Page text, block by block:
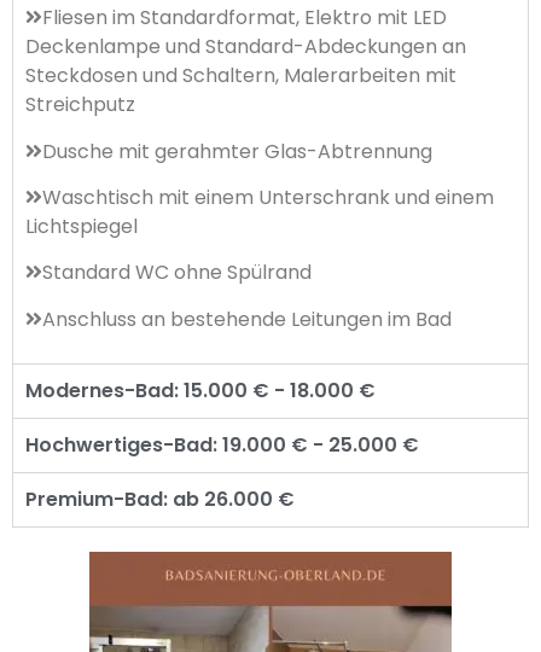
Fliesen im Standardformat, Elektro mit LED
Deckenlampe und Standard-Abdeckungen an
Steckdosen und Schaltern, Malerarbeiten mit
Streichputz
Dusche mit gerahmter Glas-Abtrennung
Waschtisch mit einem Unterschrank und einem
Lichtspiegel
Standard WC ohne Spülrand
Anschluss an bestehende Leitungen im Bad
Modernes-Bad: 15.000 € - 18.000 €
Hochwertiges-Bad: 19.000 € - 25.000 €
Premium-Bad: ab 26.000 €